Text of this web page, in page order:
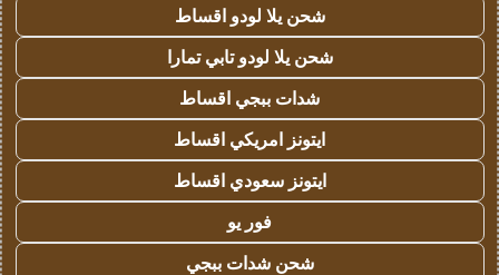
شحن يلا لودو اقساط
شحن يلا لودو تابي تمارا
شدات ببجي اقساط
ايتونز امريكي اقساط
ايتونز سعودي اقساط
فور يو
شحن شدات ببجي